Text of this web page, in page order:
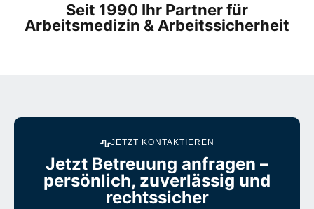
Seit 1990 Ihr Partner für
Arbeitsmedizin & Arbeitssicherheit
JETZT KONTAKTIEREN
Jetzt Betreuung anfragen –
persönlich, zuverlässig und
rechtssicher